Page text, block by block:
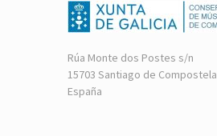
Rúa Monte dos Postes s/n
15703 Santiago de Compostela
España